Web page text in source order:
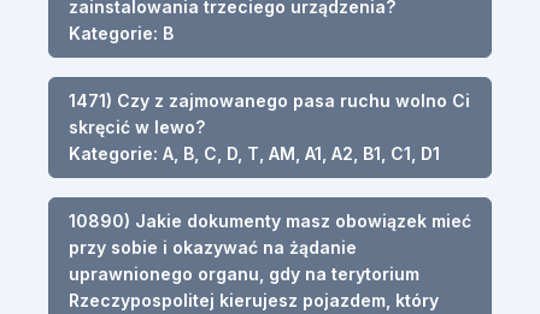
zainstalowania trzeciego urządzenia?
Kategorie: B
1471) Czy z zajmowanego pasa ruchu wolno Ci
skręcić w lewo?
Kategorie: A, B, C, D, T, AM, A1, A2, B1, C1, D1
10890) Jakie dokumenty masz obowiązek mieć
przy sobie i okazywać na żądanie
uprawnionego organu, gdy na terytorium
Rzeczypospolitej kierujesz pojazdem, który